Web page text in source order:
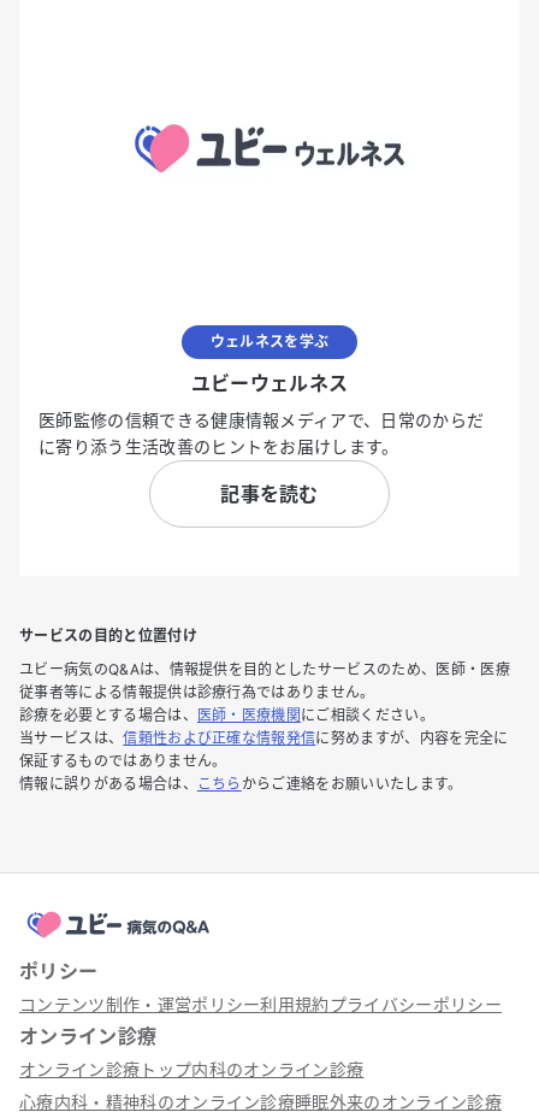
ウェルネスを学ぶ
ユビーウェルネス
医師監修の信頼できる健康情報メディアで、日常のからだ
に寄り添う生活改善のヒントをお届けします。
記事を読む
サービスの目的と位置付け
ユビー病気のQ&Aは、情報提供を目的としたサービスのため、医師・医療
従事者等による情報提供は診療行為ではありません。
診療を必要とする場合は、
医師・医療機関 にご相談ください。
当サービスは、信頼性および正確な情報発信に努めますが、内容を完全に
保証するものではありません。
情報に誤りがある場合は、
こちら からご連絡をお願いいたします。
ポリシー
コンテンツ制作・運営ポリシー利用規約プライバシーポリシー
オンライン診療
オンライン診療トップ内科のオンライン診療
心療内科・精神科のオンライン診療睡眠外来のオンライン診療